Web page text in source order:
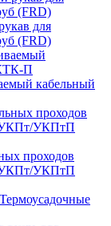
для
(FRD)
кабельный
проходов
УКПт/УКПтП
Термоусадочные